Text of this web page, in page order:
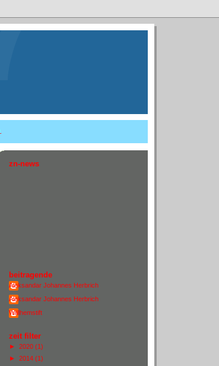
zn-news
beitragende
Aleksandar Johannes Herbrich
Aleksandar Johannes Herbrich
Wiillhemstift
zeit filter
► 2020 (1)
► 2014 (1)